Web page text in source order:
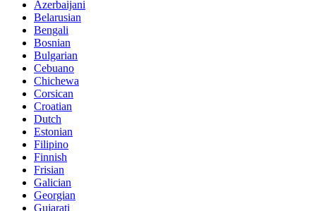
Azerbaijani
Belarusian
Bengali
Bosnian
Bulgarian
Cebuano
Chichewa
Corsican
Croatian
Dutch
Estonian
Filipino
Finnish
Frisian
Galician
Georgian
Gujarati